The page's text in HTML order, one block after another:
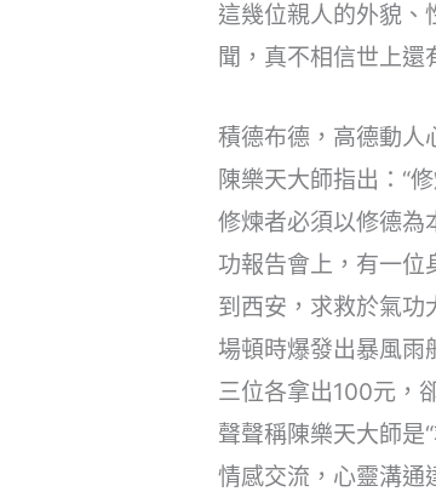
這幾位親人的外貌、
聞，真不相信世上還
積德布德，高德動人
陳樂天大師指出：“
修煉者必須以修德為
功報告會上，有一位
到西安，求救於氣
場頓時爆發出暴風雨
三位各拿出100元，
聲聲稱陳樂天大師是
情感交流，心靈溝通